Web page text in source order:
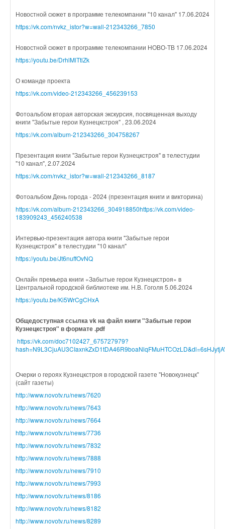
Новостной сюжет в программе телекомпании "10 канал" 17.06.2024
https://vk.com/nvkz_istor?w=wall-212343266_7850
Новостной сюжет в программе телекомпании НОВО-ТВ 17.06.2024
https://youtu.be/DrhlMlTtlZk
О команде проекта
https://vk.com/video-212343266_456239153
Фотоальбом вторая авторская экскурсия, посвященная выходу
книги "Забытые герои Кузнецкстроя" , 23.06.2024
https://vk.com/album-212343266_304758267
Презентация книги "Забытые герои Кузнецкстроя" в телестудии
"10 канал", 2.07.2024
https://vk.com/nvkz_istor?w=wall-212343266_8187
Фотоальбом День города - 2024 (презентация книги и викторина)
https://vk.com/album-212343266_304918850https://vk.com/video-
183909243_456240538
Интервью-презентация автора книги "Забытые герои
Кузнецкстроя" в телестудии "10 канал"
https://youtu.be/Jt6nuffOvNQ
Онлайн премьера книги «Забытые герои Кузнецкстроя» в
Центральной городской библиотеке им. Н.В. Гоголя 5.06.2024
https://youtu.be/Ki5WrCgCHxA
Общедоступная ссылка vk на файл книги "Забытые герои
Кузнецкстроя" в формате .pdf
https://vk.com/doc7102427_675727979?
Очерки о героях Кузнецкстроя в городской газете "Новокузнецк"
(сайт газеты)
http://www.novotv.ru/news/7620
http://www.novotv.ru/news/7643
http://www.novotv.ru/news/7664
http://www.novotv.ru/news/7736
http://www.novotv.ru/news/7832
http://www.novotv.ru/news/7888
http://www.novotv.ru/news/7910
http://www.novotv.ru/news/7993
http://www.novotv.ru/news/8186
http://www.novotv.ru/news/8182
http://www.novotv.ru/news/8289